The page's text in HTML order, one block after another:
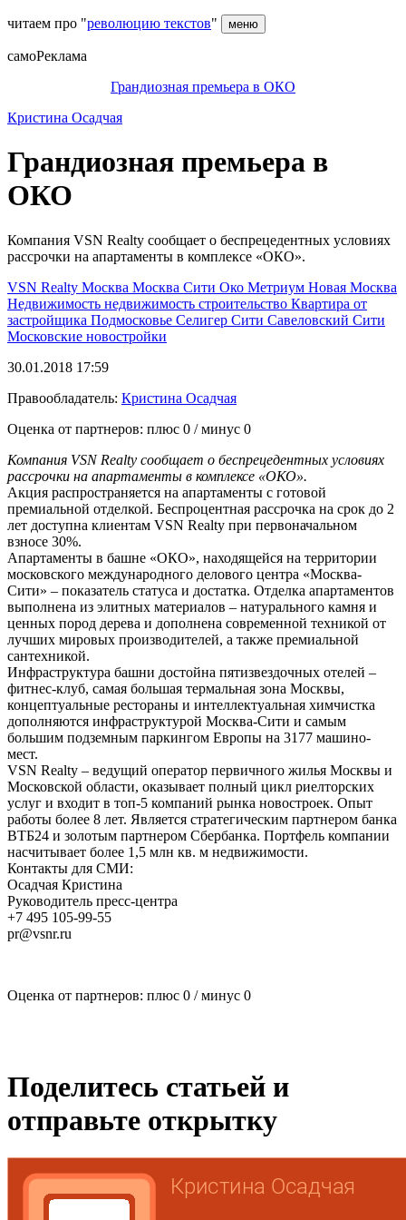
читаем про "революцию текстов" меню
самоРеклама
Грандиозная премьера в ОКО
Кристина Осадчая
Грандиозная премьера в
ОКО
Компания VSN Realty сообщает о беспрецедентных условиях
рассрочки на апартаменты в комплексе «ОКО».
VSN Realty Москва Москва Сити Око Метриум Новая Москва
Недвижимость недвижимость строительство Квартира от
застройщика Подмосковье Селигер Сити Савеловский Сити
Московские новостройки
30.01.2018 17:59
Правообладатель: Кристина Осадчая
Оценка от партнеров: плюс 0 / минус 0
Компания VSN Realty сообщает о беспрецедентных условиях
рассрочки на апартаменты в комплексе «ОКО».
Акция распространяется на апартаменты с готовой
премиальной отделкой. Беспроцентная рассрочка на срок до 2
лет доступна клиентам VSN Realty при первоначальном
взносе 30%.
Апартаменты в башне «ОКО», находящейся на территории
московского международного делового центра «Москва-
Сити» – показатель статуса и достатка. Отделка апартаментов
выполнена из элитных материалов – натурального камня и
ценных пород дерева и дополнена современной техникой от
лучших мировых производителей, а также премиальной
сантехникой.
Инфраструктура башни достойна пятизвездочных отелей –
фитнес-клуб, самая большая термальная зона Москвы,
концептуальные рестораны и интеллектуальная химчистка
дополняются инфраструктурой Москва-Сити и самым
большим подземным паркингом Европы на 3177 машино-
мест.
VSN Realty – ведущий оператор первичного жилья Москвы и
Московской области, оказывает полный цикл риелторских
услуг и входит в топ-5 компаний рынка новостроек. Опыт
работы более 8 лет. Является стратегическим партнером банка
ВТБ24 и золотым партнером Сбербанка. Портфель компании
насчитывает более 1,5 млн кв. м недвижимости.
Контакты для СМИ:
Осадчая Кристина
Руководитель пресс-центра
+7 495 105-99-55
pr@vsnr.ru
Оценка от партнеров: плюс 0 / минус 0
Поделитесь статьей и
отправьте открытку